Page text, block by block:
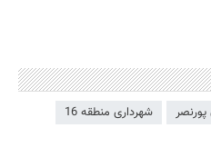
پورنصر
شهرداری منطقه 16